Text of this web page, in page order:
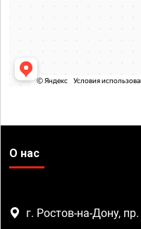
О нас
г. Ростов-на-Дону,